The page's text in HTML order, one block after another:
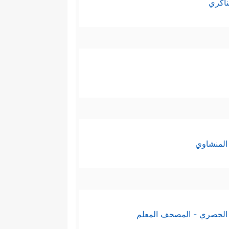
الحصري - المصحف المعلم